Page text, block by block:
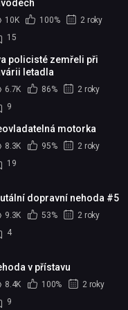
10K 100%
2 roky
15
policisté zemřeli při
letadla
6.7K 86%
2 roky
9
motorka
8.3K 95%
2 roky
19
dopravní nehoda #5
9.3K 53%
2 roky
4
v přístavu
8.4K 100%
2 roky
9